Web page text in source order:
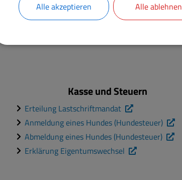
Kasse und Steuern
Erteilung Lastschriftmandat
Anmeldung eines Hundes (Hundesteuer)
Abmeldung eines Hundes (Hundesteuer)
Erklärung Eigentumswechsel
Alle akzeptieren Alle ablehnen